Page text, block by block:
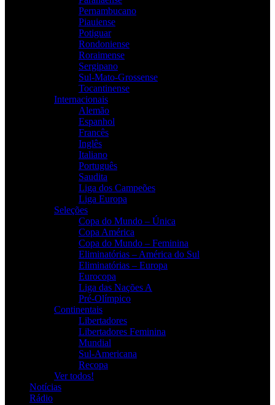
Pernambucano
Piauiense
Potiguar
Rondoniense
Roraimense
Sergipano
Sul-Mato-Grossense
Tocantinense
Internacionais
Alemão
Espanhol
Francês
Inglês
Italiano
Português
Saudita
Liga dos Campeões
Liga Europa
Seleções
Copa do Mundo – Única
Copa América
Copa do Mundo – Feminina
Eliminatórias – América do Sul
Eliminatórias – Europa
Eurocopa
Liga das Nações A
Pré-Olímpico
Continentais
Libertadores
Libertadores Feminina
Mundial
Sul-Americana
Recopa
Ver todos!
Notícias
Rádio